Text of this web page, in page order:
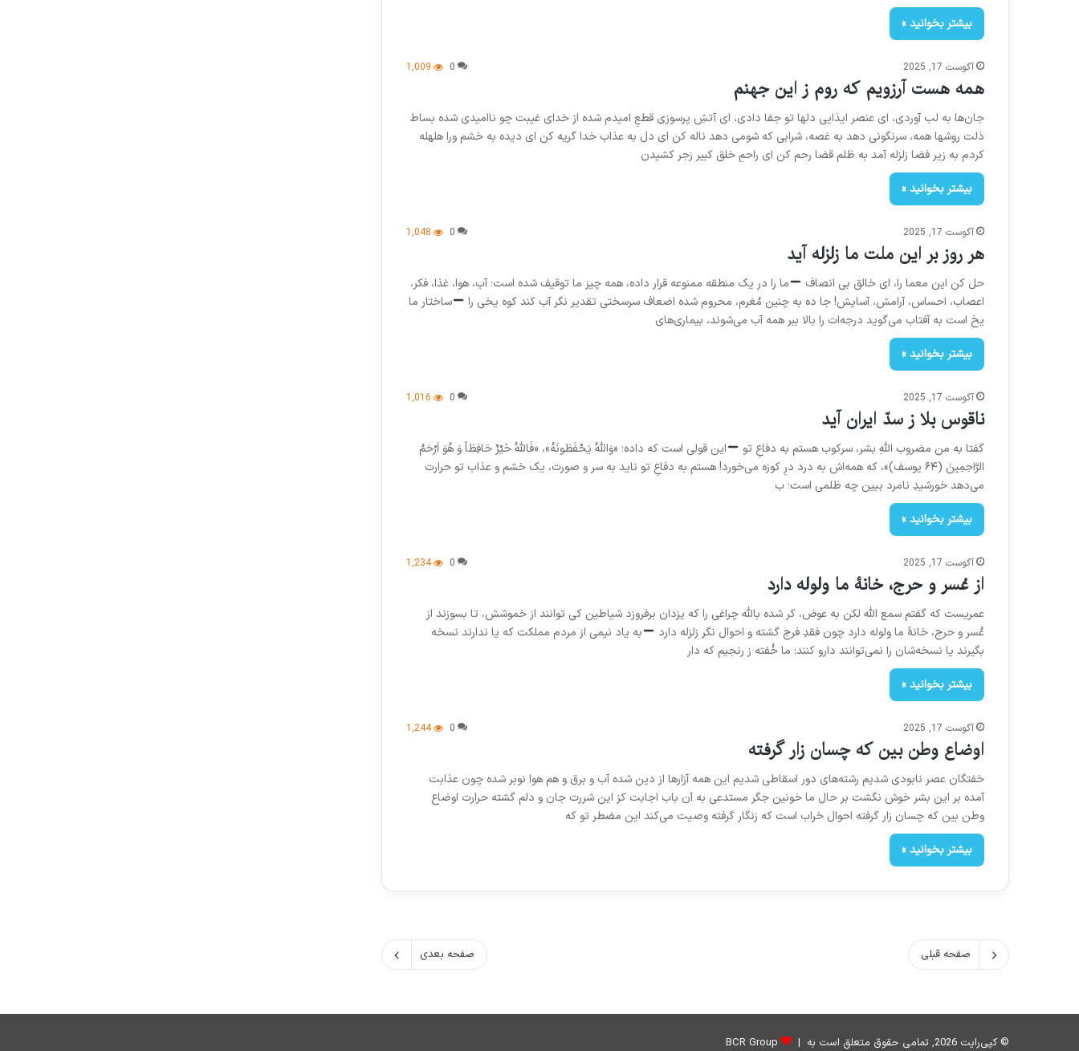
بیشتر بخوانید »
آگوست 17, 2025 0
1,009
همه هست آرزویم که روم ز این جهنم
جان‌ها به لب آوردی، ای عنصر ایذایی دلها تو جفا دادی، ای آتشِ پرسوزی قطعِ امیدم شده از خدای غیبت چو ناامیدی شده بساط
ذلت روشها همه، سرنگونی دهد به غصه، شرابی که شومی‌ دهد ناله کن ای دل به عذاب خدا گریه کن ای دیده به خشم ورا هلهله
کردم به زیر فضا زلزله آمد به ظلم قضا رحم کن ای راحمِ خلق کبیر زجر کشیدن
بیشتر بخوانید »
آگوست 17, 2025 0
1,048
هر روز بر این ملت ما زلزله آید
حل کن این معما را، ای خالق بی‌ انصاف
ما را در یک منطقه ممنوعه قرار داده، همه چیز ما توقیف شده است؛ آب، هوا، غذا، فکر،
اعصاب، احساس، آرامش، آسایش! جا ده به چنین مُغرم، محروم شده اضعاف سرسختی تقدیر نگر آب کند کوه یخی را
ساختار ما
یخ است به آفتاب می‌گوید درجه‌ات را بالا ببر همه آب می‌شوند، بیماری‌های
بیشتر بخوانید »
آگوست 17, 2025 0
1,016
ناقوس بلا ز سدّ ایران آید
گفتا به من مضروب اللهِ بشر، سرکوب هستم به دفاعِ تو
این قولی است که داده؛ «وَاللهُ یَحْفَظونَهُ»، «فَاللهُ خَيْرٌ حَافِظاً وَ هُوَ اَرْحَمُ
الرَّاحِمِينَ (۶۴ یوسف)»، که همه‌اش به درد درِ کوزه می‌خورد! هستم به دفاعِ تو ناید به سر و صورت، یک خشم و عذاب تو حرارت
می‌دهد خورشیدِ نامرد ببین چه ظلمی است؛ ب
بیشتر بخوانید »
آگوست 17, 2025 0
1,234
از عُسر و حرج، خانهٔ ما ولوله دارد
عمریست که گفتم سمع الله لکن به عوض، کر شده بالله چراغی را که یزدان برفروزد شیاطین کی توانند از خموشش، تا بسوزند از
عُسر و حرج، خانهٔ ما ولوله دارد چون فقدِ فرج گشته و احوال نگر زلزله دارد
به یاد نیمی از مردم مملکت که یا ندارند نسخه
بگیرند یا نسخه‌شان را نمی‌توانند دارو کنند: ما خُفته ز رنجیم که دار
بیشتر بخوانید »
آگوست 17, 2025 0
1,244
اوضاع وطن بین که چسان زار گرفته
خفتگان عصر نابودی شدیم رشته‌های دور اسقاطی شدیم این همه آزارها از دین شده آب و برق و هم هوا نوبر شده چون عذابت
آمده بر این بشر خوش نگشت بر حال ما خونین جگر مستدعی به آن باب اجابت کز این شررت جان و دلم گشته حرارت اوضاع
وطن بین که چسان زار گرفته احوال خراب است که زنگار گرفته وصیت می‌کند این مضطر تو که
بیشتر بخوانید »
صفحه قبلی صفحه بعدی
© کپی‌رایت 2026, تمامی حقوق متعلق است به | BCR Group